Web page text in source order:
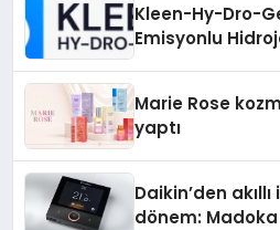
Kleen-Hy-Dro-
Emisyonlu
Marie Rose
yaptı
Daikin’den
dönem: Madoka